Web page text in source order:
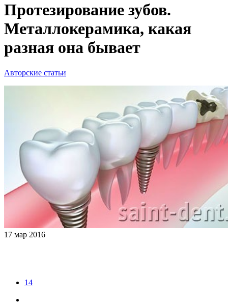
Протезирование зубов.
Металлокерамика, какая
разная она бывает
Авторские статьи
17 мар 2016
14